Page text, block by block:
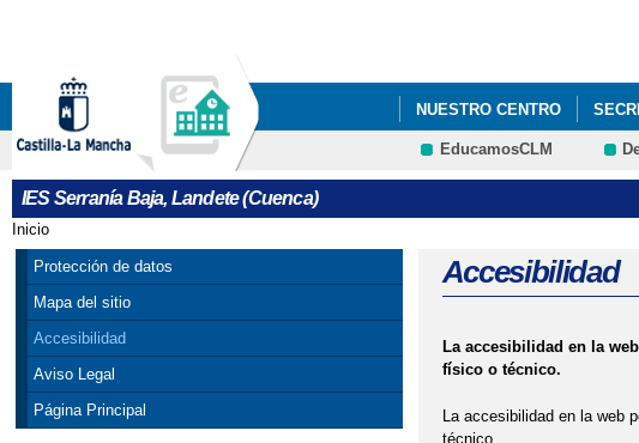
NUESTRO CENTRO
EducamosCLM
IES Serranía Baja, Landete (Cuenca)
Se encuentra usted aquí
Inicio
Protección de datos
Mapa del sitio
Accesibilidad
Aviso Legal
Página Principal
Accesibilidad
La accesibilidad en la
físico o técnico.
La accesibilidad en la web
técnico.